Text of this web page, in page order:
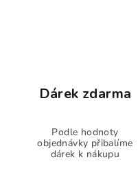
Dárek zdarma
Podle hodnoty
objednávky přibalíme
dárek k nákupu